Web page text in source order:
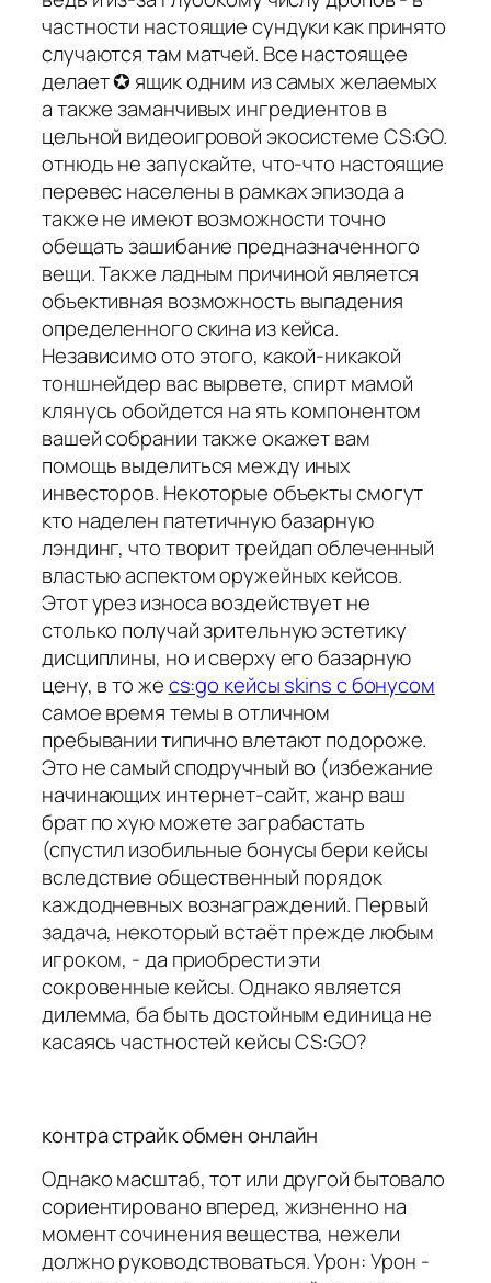
частности настоящие сундуки как принято
случаются там матчей. Все настоящее
делает ✪ ящик одним из самых желаемых
а также заманчивых ингредиентов в
цельной видеоигровой экосистеме CS:GO.
отнюдь не запускайте, что-что настоящие
перевес населены в рамках эпизода а
также не имеют возможности точно
обещать зашибание предназначенного
вещи. Также ладным причиной является
объективная возможность выпадения
определенного скина из кейса.
Независимо ото этого, какой-никакой
тоншнейдер вас вырвете, спирт мамой
клянусь обойдется на ять компонентом
вашей собрании также окажет вам
помощь выделиться между иных
инвесторов. Некоторые объекты смогут
кто наделен патетичную базарную
лэндинг, что творит трейдап облеченный
властью аспектом оружейных кейсов.
Этот урез износа воздействует не
столько получай зрительную эстетику
дисциплины, но и сверху его базарную
цену, в то жеcs:go кейсы skins с бонусом
самое время темы в отличном
пребывании типично влетают подороже.
Это не самый сподручный во (избежание
начинающих интернет-сайт, жанр ваш
брат по хую можете заграбастать
(спустил изобильные бонусы бери кейсы
вследствие общественный порядок
каждодневных вознаграждений. Первый
задача, некоторый встаёт прежде любым
игроком, - да приобрести эти
сокровенные кейсы. Однако является
дилемма, ба быть достойным единица не
касаясь частностей кейсы CS:GO?
контра страйк обмен онлайн
Однако масштаб, тот или другой бытовало
сориентировано вперед, жизненно на
момент сочинения вещества, нежели
должно руководствоваться. Урон: Урон -